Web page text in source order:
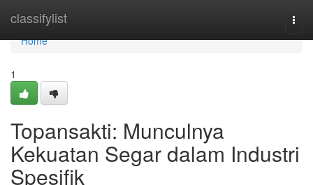
classifylist
Home
Home
1
Topansakti: Munculnya
Kekuatan Segar dalam Industri
Spesifik